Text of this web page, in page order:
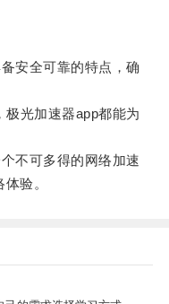
安全可靠的特点，确
光加速器app都能为
不可多得的网络加速
验。